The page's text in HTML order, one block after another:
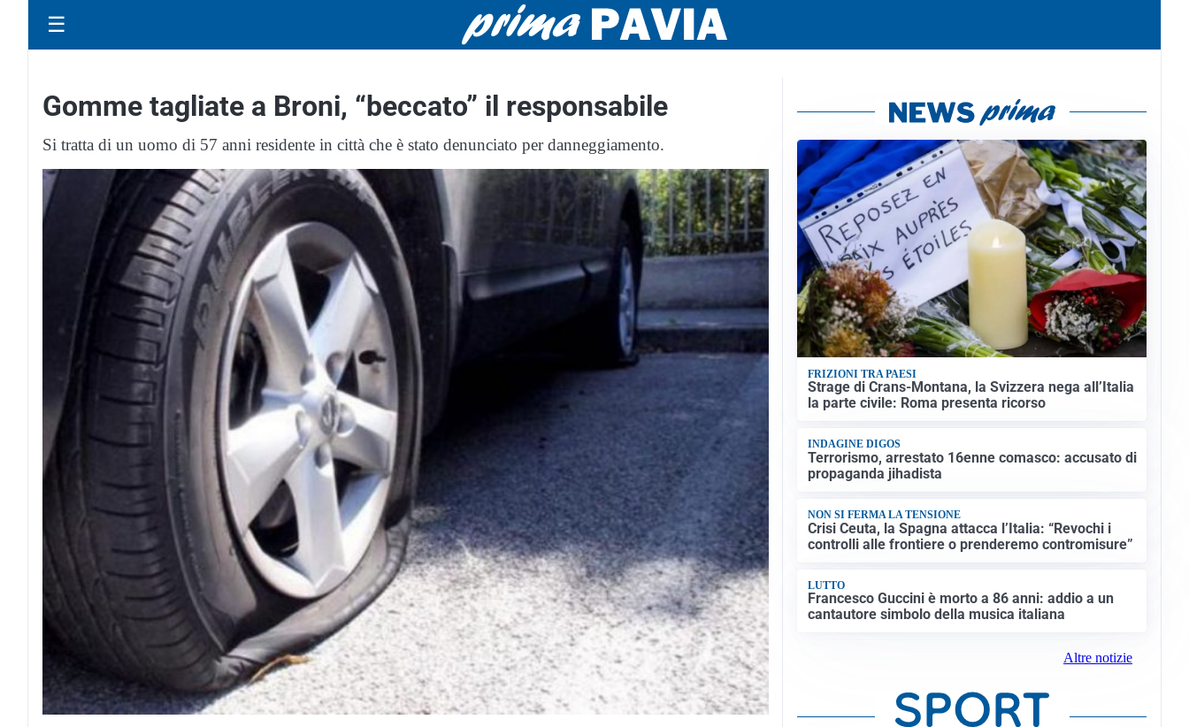
☰
Gomme tagliate a Broni, “beccato” il responsabile
Si tratta di un uomo di 57 anni residente in città che è stato denunciato per danneggiamento.
FRIZIONI TRA PAESI
Strage di Crans-Montana, la Svizzera nega all’Italia
la parte civile: Roma presenta ricorso
INDAGINE DIGOS
Terrorismo, arrestato 16enne comasco: accusato di
propaganda jihadista
NON SI FERMA LA TENSIONE
Crisi Ceuta, la Spagna attacca l’Italia: “Revochi i
controlli alle frontiere o prenderemo contromisure”
LUTTO
Francesco Guccini è morto a 86 anni: addio a un
cantautore simbolo della musica italiana
Altre notizie